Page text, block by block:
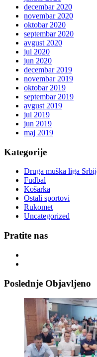
decembar 2020
novembar 2020
oktobar 2020
septembar 2020
avgust 2020
jul 2020
jun 2020
decembar 2019
novembar 2019
oktobar 2019
septembar 2019
avgust 2019
jul 2019
jun 2019
maj 2019
Kategorije
Druga muška liga
Fudbal
Košarka
Ostali sportovi
Rukomet
Uncategorized
Pratite nas
Poslednje Objavljeno